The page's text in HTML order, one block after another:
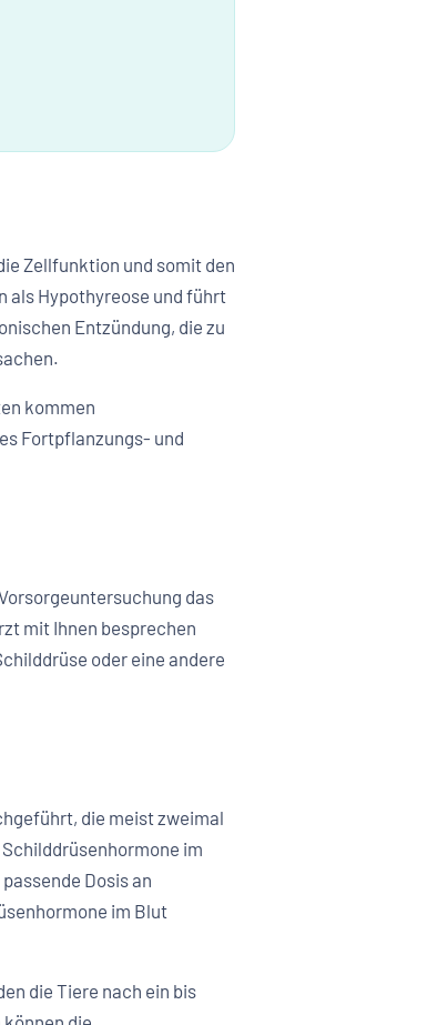
Zellfunktion und somit den
als Hypothyreose und führt
Entzündung, die zu
kommen
Fortpflanzungs- und
das
mit Ihnen besprechen
oder eine andere
die meist zweimal
im
Dosis an
im Blut
die Tiere nach ein bis